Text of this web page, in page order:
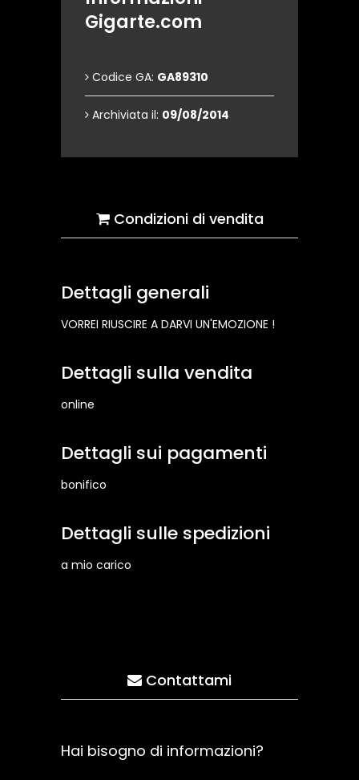
Gigarte.com
Codice GA: GA89310
Archiviata il: 09/08/2014
Condizioni di vendita
Dettagli generali
VORREI RIUSCIRE A DARVI UN'EMOZIONE !
Dettagli sulla vendita
online
Dettagli sui pagamenti
bonifico
Dettagli sulle spedizioni
a mio carico
Contattami
Hai bisogno di informazioni?